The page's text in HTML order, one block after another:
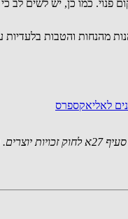
מהנחות והטבות בלעדיות
לאליאקספרס
מי צילם